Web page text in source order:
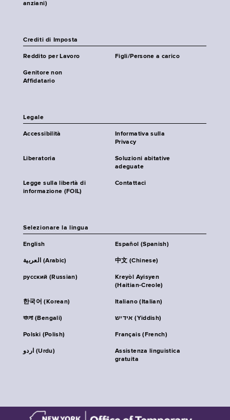
anziani)
Crediti di Imposta
Reddito per Lavoro Figli/Persone a carico
Genitore non
Affidatario
Legale
Accessibilità
Informativa sulla
Privacy
Liberatoria
Soluzioni abitative
adeguate
Legge sulla libertà di
informazione (FOIL)
Contattaci
Selezionare la lingua
English Español (Spanish)
العربية (Arabic) 中文 (Chinese)
русский (Russian)
Kreyòl Ayisyen
(Haitian-Creole)
한국어 (Korean) Italiano (Italian)
বাংলা (Bengali) אידיש (Yiddish)
Polski (Polish) Français (French)
اردو (Urdu)
Assistenza linguistica
gratuita